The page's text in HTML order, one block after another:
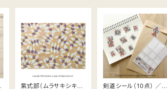
紫式部（ムラサキシキ 剣道シール（10点） ／シ